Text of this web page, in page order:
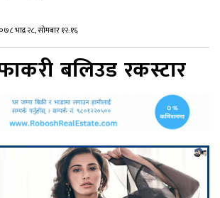
भाद्र २८, सोमबार १२:१६
बलिउड रकस्टार